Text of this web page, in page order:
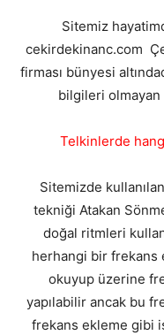
Sitemiz
cekirdekinanc.com
firması bünyesi
bilgileri
Telkinlerde
Sitemizde
tekniği Atakan
doğal ritmleri
herhangi bir frekans
okuyup üzerine
yapılabilir ancak bu
frekans ekleme gibi